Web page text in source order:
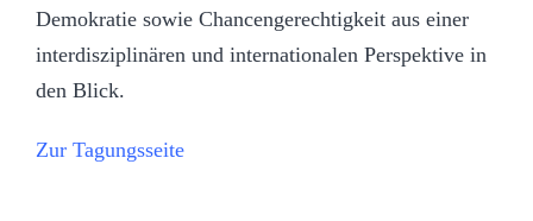
Demokratie sowie Chancengerechtigkeit aus einer
interdisziplinären und internationalen Perspektive in
den Blick.
Zur Tagungsseite